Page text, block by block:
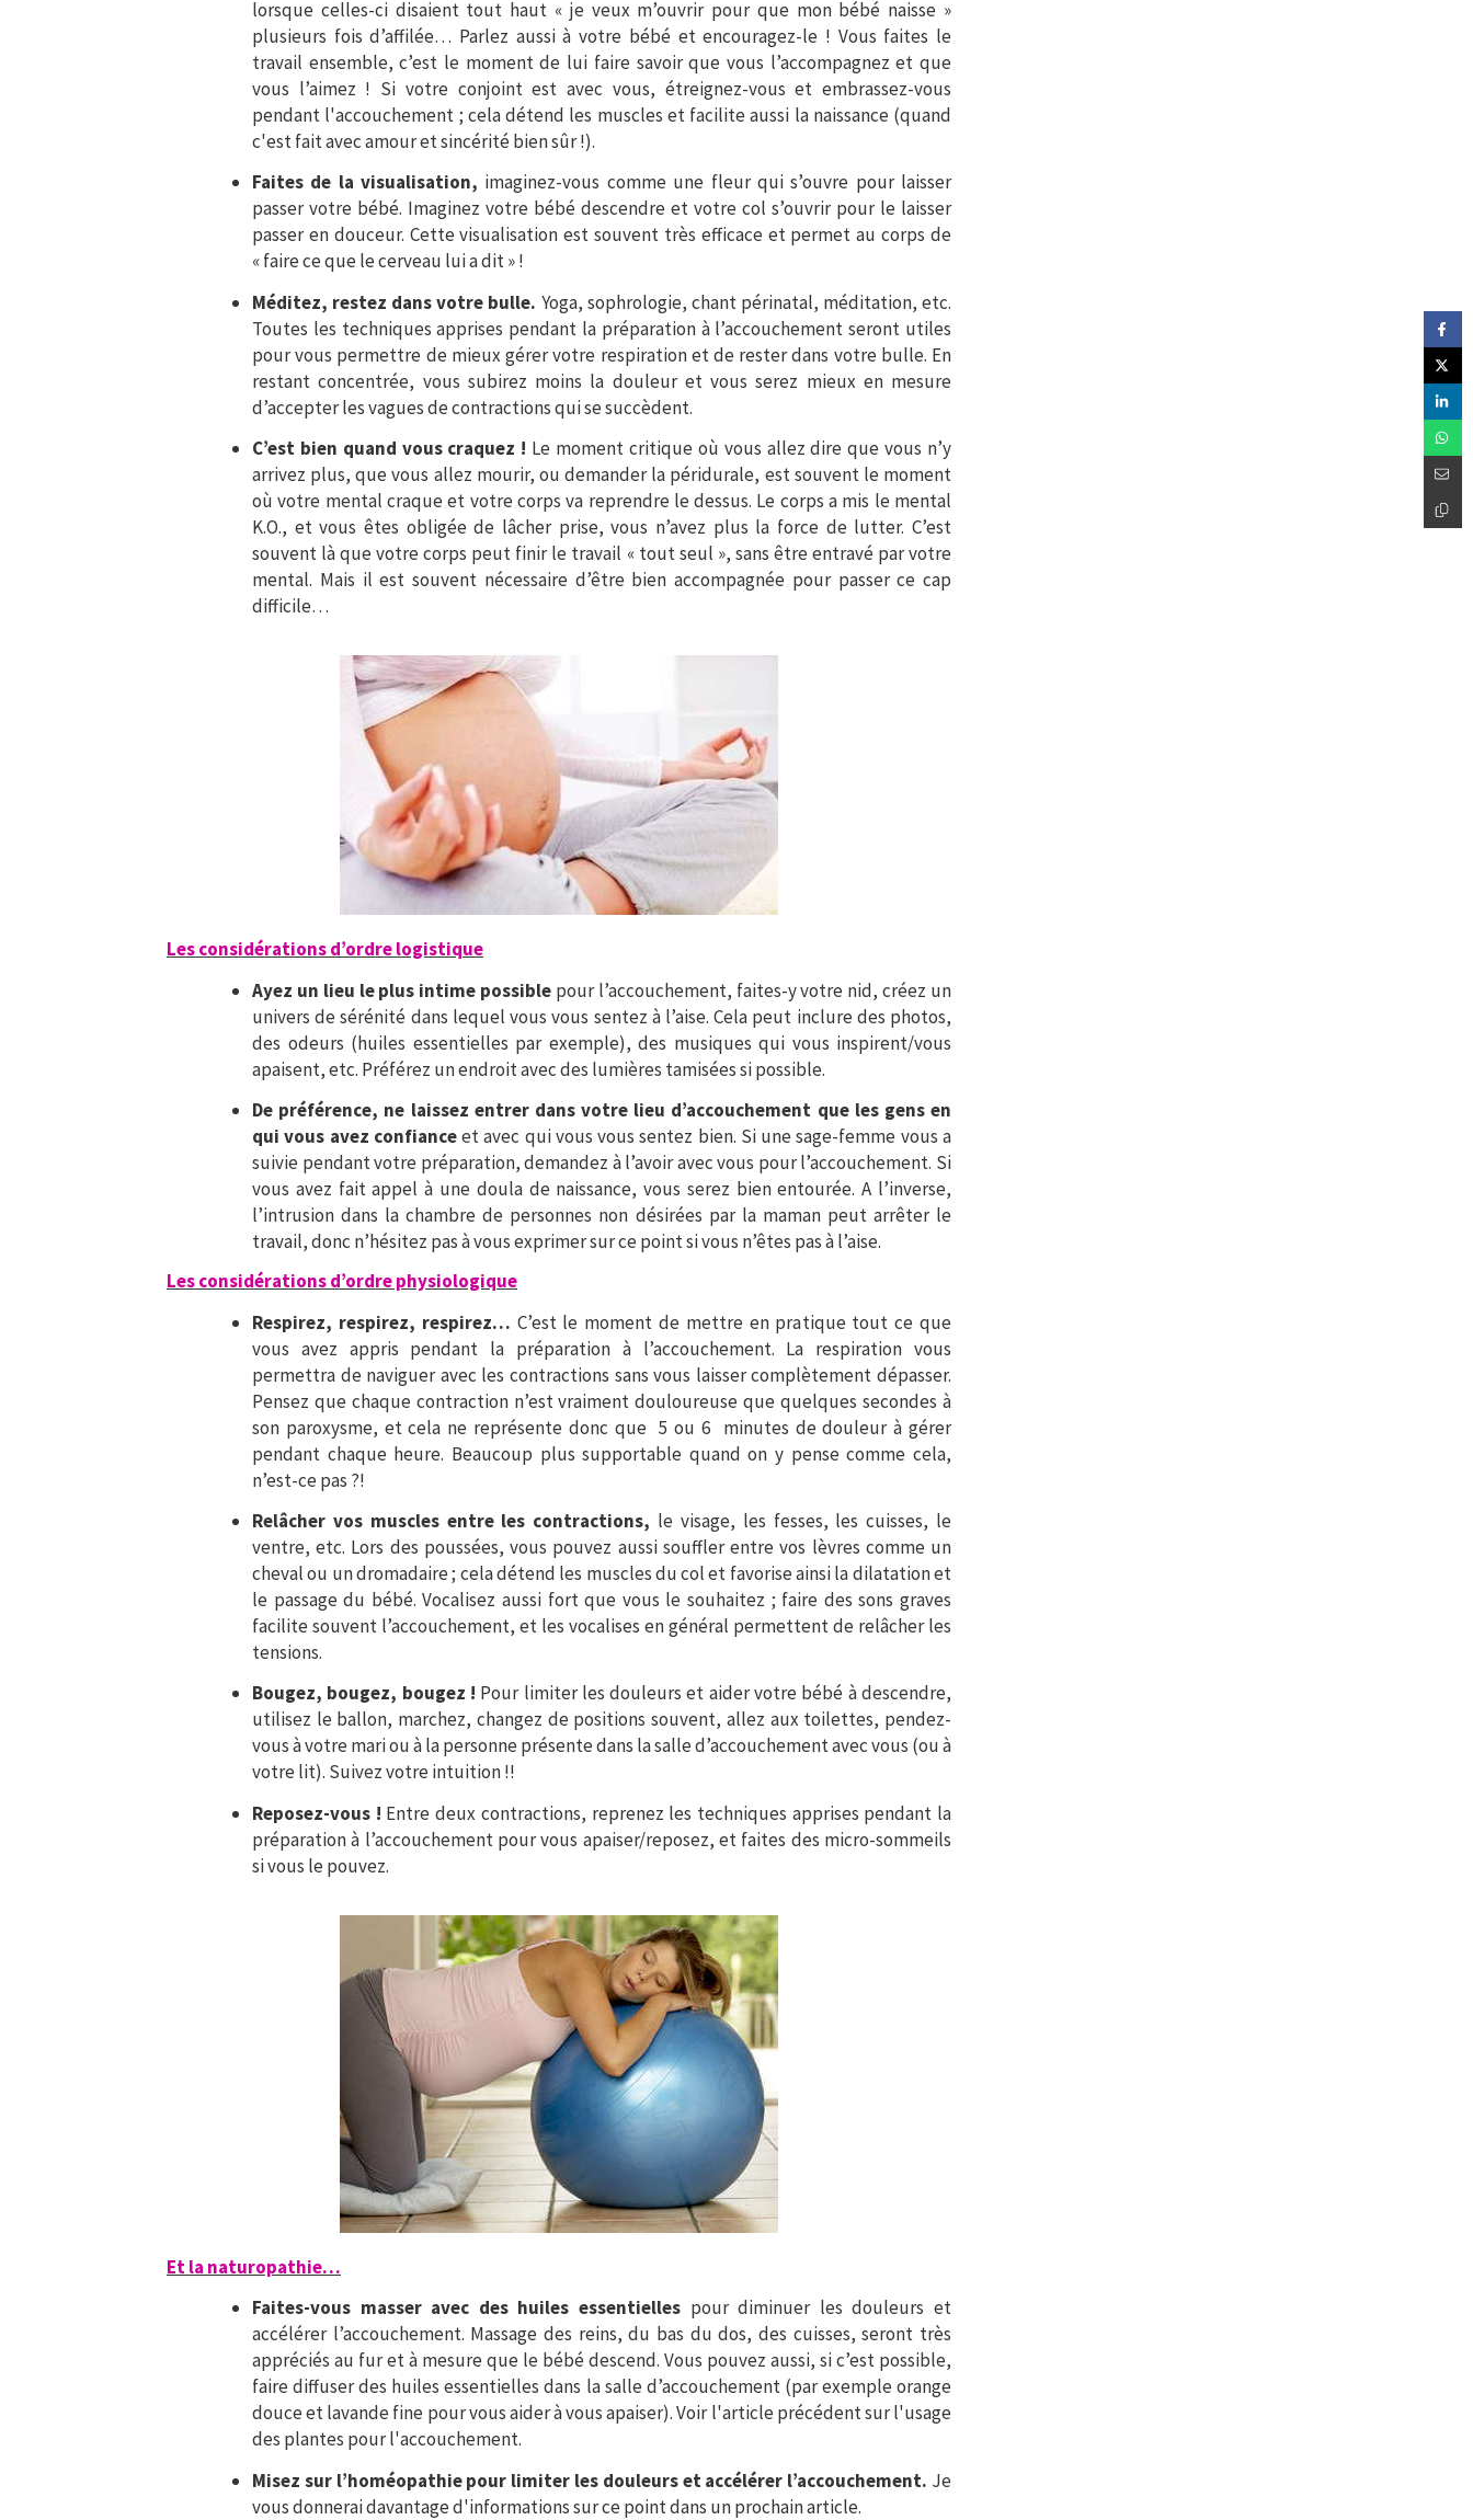
lorsque celles-ci disaient tout haut « je veux m’ouvrir pour que mon bébé naisse »
plusieurs fois d’affilée… Parlez aussi à votre bébé et encouragez-le ! Vous faites le
travail ensemble, c’est le moment de lui faire savoir que vous l’accompagnez et que
vous l’aimez ! Si votre conjoint est avec vous, étreignez-vous et embrassez-vous
pendant l'accouchement ; cela détend les muscles et facilite aussi la naissance (quand
c'est fait avec amour et sincérité bien sûr !).
Faites de la visualisation, imaginez-vous comme une fleur qui s’ouvre pour laisser
passer votre bébé. Imaginez votre bébé descendre et votre col s’ouvrir pour le laisser
passer en douceur. Cette visualisation est souvent très efficace et permet au corps de
« faire ce que le cerveau lui a dit » !
Méditez, restez dans votre bulle. Yoga, sophrologie, chant périnatal, méditation, etc.
Toutes les techniques apprises pendant la préparation à l’accouchement seront utiles
pour vous permettre de mieux gérer votre respiration et de rester dans votre bulle. En
restant concentrée, vous subirez moins la douleur et vous serez mieux en mesure
d’accepter les vagues de contractions qui se succèdent.
C’est bien quand vous craquez ! Le moment critique où vous allez dire que vous n’y
arrivez plus, que vous allez mourir, ou demander la péridurale, est souvent le moment
où votre mental craque et votre corps va reprendre le dessus. Le corps a mis le mental
K.O., et vous êtes obligée de lâcher prise, vous n’avez plus la force de lutter. C’est
souvent là que votre corps peut finir le travail « tout seul », sans être entravé par votre
mental. Mais il est souvent nécessaire d’être bien accompagnée pour passer ce cap
difficile…
Les considérations d’ordre logistique
Ayez un lieu le plus intime possible pour l’accouchement, faites-y votre nid, créez un
univers de sérénité dans lequel vous vous sentez à l’aise. Cela peut inclure des photos,
des odeurs (huiles essentielles par exemple), des musiques qui vous inspirent/vous
apaisent, etc. Préférez un endroit avec des lumières tamisées si possible.
De préférence, ne laissez entrer dans votre lieu d’accouchement que les gens en
qui vous avez confianceet avec qui vous vous sentez bien. Si une sage-femme vous a
suivie pendant votre préparation, demandez à l’avoir avec vous pour l’accouchement. Si
vous avez fait appel à une doula de naissance, vous serez bien entourée. A l’inverse,
l’intrusion dans la chambre de personnes non désirées par la maman peut arrêter le
travail, donc n’hésitez pas à vous exprimer sur ce point si vous n’êtes pas à l’aise.
Les considérations d’ordre physiologique
Respirez, respirez, respirez… C’est le moment de mettre en pratique tout ce que
vous avez appris pendant la préparation à l’accouchement. La respiration vous
permettra de naviguer avec les contractions sans vous laisser complètement dépasser.
Pensez que chaque contraction n’est vraiment douloureuse que quelques secondes à
son paroxysme, et cela ne représente donc que 5 ou 6 minutes de douleur à gérer
pendant chaque heure. Beaucoup plus supportable quand on y pense comme cela,
n’est-ce pas ?!
Relâcher vos muscles entre les contractions, le visage, les fesses, les cuisses, le
ventre, etc. Lors des poussées, vous pouvez aussi souffler entre vos lèvres comme un
cheval ou un dromadaire ; cela détend les muscles du col et favorise ainsi la dilatation et
le passage du bébé. Vocalisez aussi fort que vous le souhaitez ; faire des sons graves
facilite souvent l’accouchement, et les vocalises en général permettent de relâcher les
tensions.
Bougez, bougez, bougez ! Pour limiter les douleurs et aider votre bébé à descendre,
utilisez le ballon, marchez, changez de positions souvent, allez aux toilettes, pendez-
vous à votre mari ou à la personne présente dans la salle d’accouchement avec vous (ou à
votre lit). Suivez votre intuition !!
Reposez-vous ! Entre deux contractions, reprenez les techniques apprises pendant la
préparation à l’accouchement pour vous apaiser/reposez, et faites des micro-sommeils
si vous le pouvez.
Et la naturopathie…
Faites-vous masser avec des huiles essentielles pour diminuer les douleurs et
accélérer l’accouchement. Massage des reins, du bas du dos, des cuisses, seront très
appréciés au fur et à mesure que le bébé descend. Vous pouvez aussi, si c’est possible,
faire diffuser des huiles essentielles dans la salle d’accouchement (par exemple orange
douce et lavande fine pour vous aider à vous apaiser). Voir l'article précédent sur l'usage
des plantes pour l'accouchement.
Misez sur l’homéopathie pour limiter les douleurs et accélérer l’accouchement. Je
vous donnerai davantage d'informations sur ce point dans un prochain article.